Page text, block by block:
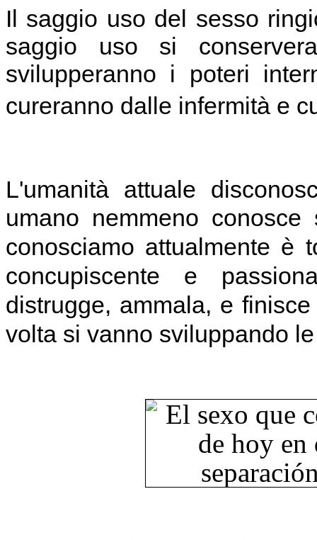
Il saggio uso del sesso
saggio uso si
svilupperanno i poteri
cureranno dalle infermità e
L'umanità attuale
umano nemmeno
conosciamo attualmente è
concupiscente e
distrugge, ammala, e
volta si vanno sviluppando